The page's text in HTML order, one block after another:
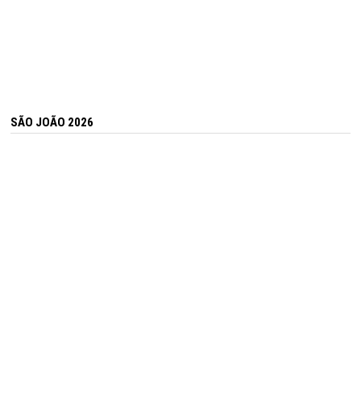
SÃO JOÃO 2026